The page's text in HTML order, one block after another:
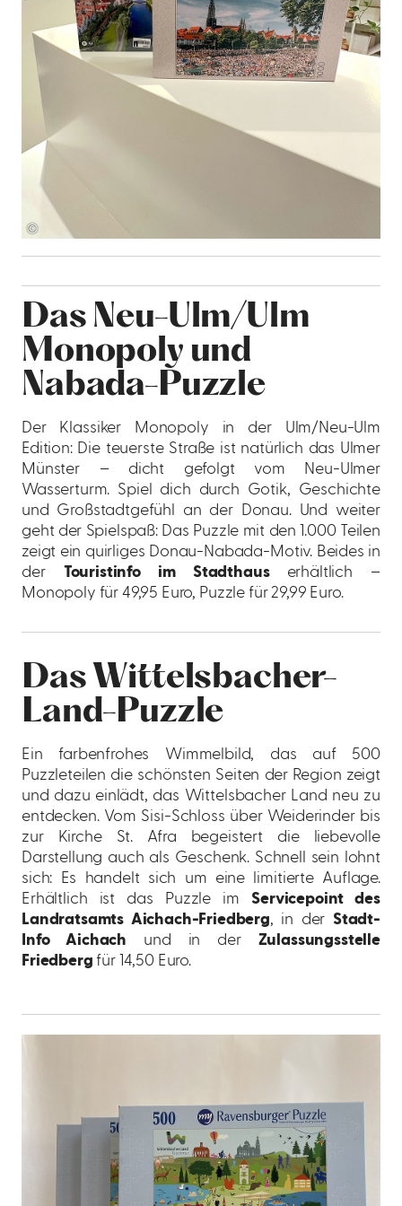
©
Das Neu-Ulm/Ulm
Monopoly und
Nabada-Puzzle
Der Klassiker Monopoly in der Ulm/Neu-Ulm
Edition: Die teuerste Straße ist natürlich das Ulmer
Münster – dicht gefolgt vom Neu-Ulmer
Wasserturm. Spiel dich durch Gotik, Geschichte
und Großstadtgefühl an der Donau. Und weiter
geht der Spielspaß: Das Puzzle mit den 1.000 Teilen
zeigt ein quirliges Donau-Nabada-Motiv. Beides in
der Touristinfo im Stadthaus erhältlich –
Monopoly für 49,95 Euro, Puzzle für 29,99 Euro.
Das Wittelsbacher-
Land-Puzzle
Ein farbenfrohes Wimmelbild, das auf 500
Puzzleteilen die schönsten Seiten der Region zeigt
und dazu einlädt, das Wittelsbacher Land neu zu
entdecken. Vom Sisi-Schloss über Weiderinder bis
zur Kirche St. Afra begeistert die liebevolle
Darstellung auch als Geschenk. Schnell sein lohnt
sich: Es handelt sich um eine limitierte Auflage.
Erhältlich ist das Puzzle im Servicepoint des
Landratsamts Aichach-Friedberg, in der Stadt-
Info Aichach und in der Zulassungsstelle
Friedberg für 14,50 Euro.